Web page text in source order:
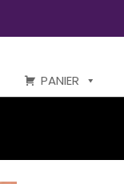
PANIER